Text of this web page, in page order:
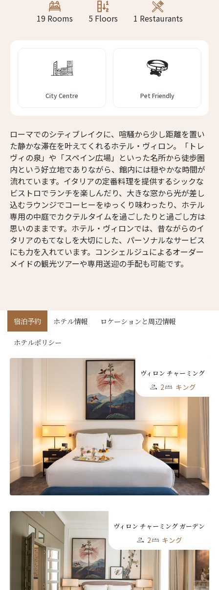
17人
16人
19 Rooms 5 Floors 1 Restaurants
City Centre Pet Friendly
ローマでのシティブレイクに、喧騒から少し距離を置い
た静かな滞在を叶えてくれるホテル・ヴィロン。「トレ
ヴィの泉」や「スペイン広場」といった名所から徒歩圏
内という好立地でありながら、館内には穏やかな時間が
流れています。イタリアの定番料理を提供するシックな
ビストロでランチを楽しんだり、大きな窓から光が差し
込むラウンジでコーヒーをゆっくり味わったり、ホテル
専用の中庭でカクテルタイムを過ごしたりと過ごし方は
思いのままです。ホテル・ヴィロンでは、昔ながらのイ
タリアのもてなしを大切にした、パーソナルなサービス
にも力を入れています。コンシェルジュによるオーダー
メイドの観光ツアーや専用送迎の手配も可能です。
宿泊予約 ホテル情報 ロケーションと周辺情報
ホテルポリシー
ヴィロン チャーミング
2 キング
ヴィロン チャーミング ガーデン
2 キング
ニュースレター登録
名前（ローマ字）*